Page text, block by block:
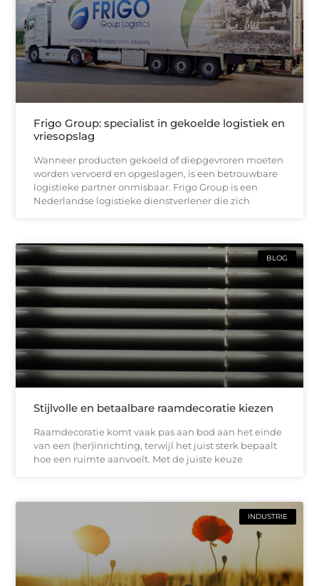
Frigo Group: specialist in gekoelde logistiek en
vriesopslag
Wanneer producten gekoeld of diepgevroren moeten
worden vervoerd en opgeslagen, is een betrouwbare
logistieke partner onmisbaar. Frigo Group is een
Nederlandse logistieke dienstverlener die zich
BLOG
Stijlvolle en betaalbare raamdecoratie kiezen
Raamdecoratie komt vaak pas aan bod aan het einde
van een (her)inrichting, terwijl het juist sterk bepaalt
hoe een ruimte aanvoelt. Met de juiste keuze
INDUSTRIE